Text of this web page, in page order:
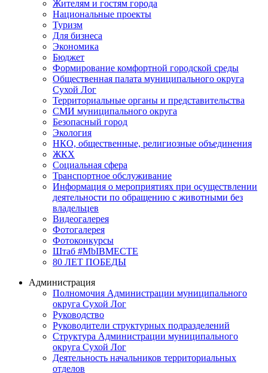
Жителям и гостям города
Национальные проекты
Туризм
Для бизнеса
Экономика
Бюджет
Формирование комфортной городской среды
Общественная палата муниципального округа
Сухой Лог
Территориальные органы и представительства
СМИ муниципального округа
Безопасный город
Экология
НКО, общественные, религиозные объединения
ЖКХ
Социальная сфера
Транспортное обслуживание
Информация о мероприятиях при осуществлении
деятельности по обращению с животными без
владельцев
Видеогалерея
Фотогалерея
Фотоконкурсы
Штаб #MbIBMECTE
80 ЛЕТ ПОБЕДЫ
Администрация
Полномочия Администрации муниципального
округа Сухой Лог
Руководство
Руководители структурных подразделений
Структура Администрации муниципального
округа Сухой Лог
Деятельность начальников территориальных
отделов